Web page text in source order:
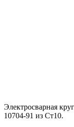
Электросварная
10704-91 из Ст10.